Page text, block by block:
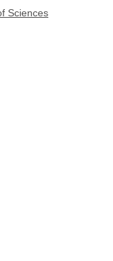
Sciences